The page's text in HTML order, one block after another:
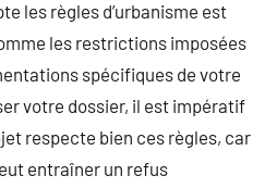
les règles d’urbanisme est
les restrictions imposées
spécifiques de votre
votre dossier, il est impératif
respecte bien ces règles, car
entraîner un refus